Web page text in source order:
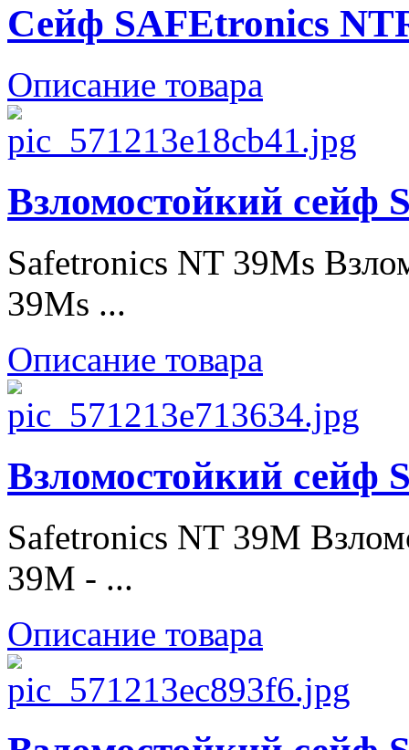
Сейф SAFEtronics
Описание товара
Взломостойкий сейф
Safetronics NT 39Ms
39Ms ...
Описание товара
Взломостойкий сейф
Safetronics NT 39M
39M - ...
Описание товара